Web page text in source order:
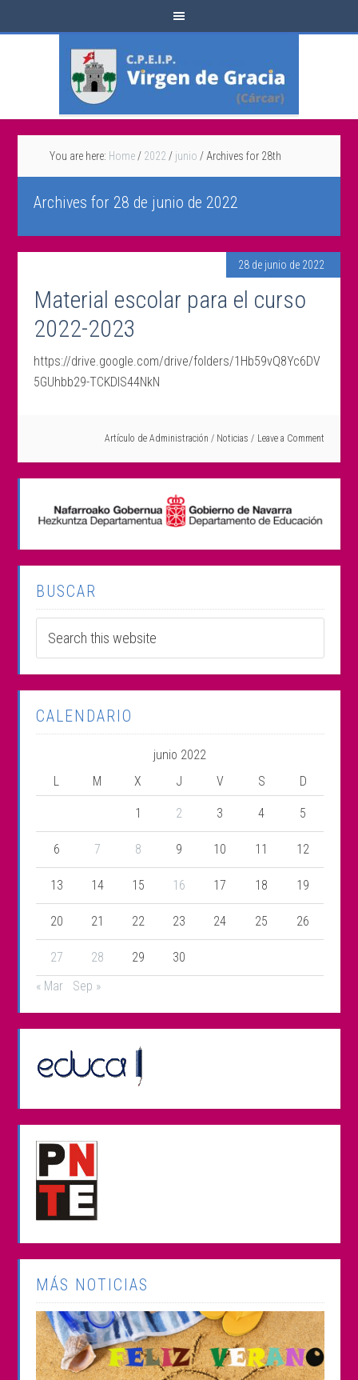
You are here: Home / 2022 / junio / Archives for 28th
Archives for 28 de junio de 2022
28 de junio de 2022
Material escolar para el curso
2022-2023
https://drive.google.com/drive/folders/1Hb59vQ8Yc6DV
5GUhbb29-TCKDlS44NkN
Artículo de Administración / Noticias Leave a Comment
BUSCAR
CALENDARIO
junio 2022
L
M X J V S D
1 2 3 4 5
6 7 8 9 10 11 12
13 14 15 16 17 18 19
20 21 22 23 24 25 26
27 28 29
30
« Mar
Sep »
MÁS NOTICIAS